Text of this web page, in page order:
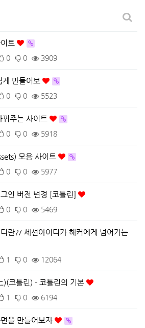
트
0 0 3909
만들어보
0 0 5523
주는 사이트
0 0 5918
모음 사이트
0 0 5977
인 버전 변경 [코틀린]
0 0 5469
란?/ 세션아이디가 해커에게 넘어가는
1 0 12064
)(코틀린) - 코틀린의 기본
1 0 6194
을 만들어보자